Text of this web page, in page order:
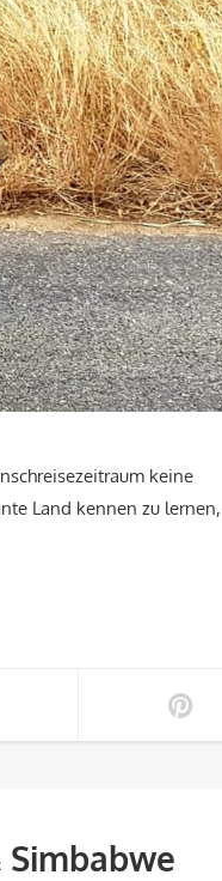
keine
Land kennen zu lernen,
Simbabwe